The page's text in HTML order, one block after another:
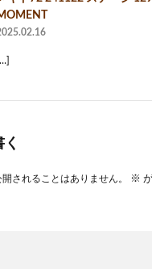
[…]
されることはありません。 ※